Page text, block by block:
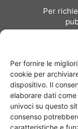
Per fornire le
cookie per
dispositivo. Il
elaborare dati
univoci su questo
consenso
caratteristiche e
Per
Chi siamo I